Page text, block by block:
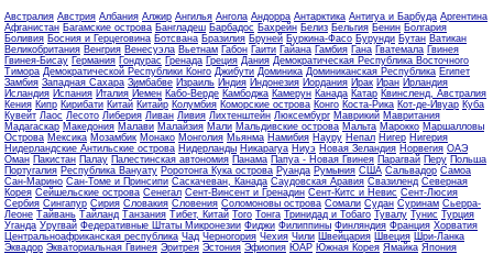
Австралия Австрия Албания Алжир Ангилья Ангола Андорра Антарктика Антигуа и Барбуда Аргентина
Афганистан Багамские острова Бангладеш Барбадос Бахрейн Белиз Бельгия Бенин Болгария
Боливия Босния и Герцеговина Ботсвана Бразилия Бруней Буркина-Фасо Бурунди Бутан Ватикан
Великобритания Венгрия Венесуэла Вьетнам Габон Гаити Гайана Гамбия Гана Гватемала Гвинея
Гвинея-Бисау Германия Гондурас Гренада Греция Дания Демократическая Республика Восточного
Тимора Демократической Республики Конго Джибути Доминика Доминиканская Республика Египет
Замбия Западная Сахара Зимбабве Израиль Индия Индонезия Иордания Ирак Иран Ирландия
Исландия Испания Италия Йемен Кабо-Верде Камбоджа Камерун Канада Катар Квинсленд, Австралия
Кения Кипр Кирибати Китай Китайр Колумбия Коморские острова Конго Коста-Рика Кот-де-Ивуар Куба
Кувейт Лаос Лесото Либерия Ливан Ливия Лихтенштейн Люксембург Маврикий Мавритания
Мадагаскар Македония Малави Малайзия Мали Мальдивские острова Мальта Марокко Маршалловы
Острова Мексика Мозамбик Монако Монголия Мьянма Намибия Науру Непал Нигер Нигерия
Нидерландские Антильские острова Нидерланды Никарагуа Ниуэ Новая Зеландия Норвегия ОАЭ
Оман Пакистан Палау Палестинская автономия Панама Папуа - Новая Гвинея Парагвай Перу Польша
Португалия Республика Вануату Роротонга Кука острова Руанда Румыния США Сальвадор Самоа
Сан-Марино Сан-Томе и Принсипи Саскачеван, Канада Саудовская Аравия Свазиленд Северная
Корея Сейшельские острова Сенегал Сент-Винсент и Гренадин Сент-Китс и Невис Сент-Люсия
Сербия Сингапур Сирия Словакия Словения Соломоновы острова Сомали Судан Суринам Сьерра-
Леоне Тайвань Тайланд Танзания Тибет, Китай Того Тонга Тринидад и Тобаго Тувалу Тунис Турция
Уганда Уругвай Федеративные Штаты Микронезии Фиджи Филиппины Финляндия Франция Хорватия
Центральноафриканская республика Чад Черногория Чехия Чили Швейцария Швеция Шри-Ланка
Эквадор Экваториальная Гвинея Эритрея Эстония Эфиопия ЮАР Южная Корея Ямайка Япония